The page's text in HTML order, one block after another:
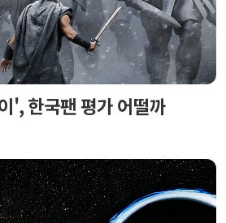
', 한국팬 평가 어떨까